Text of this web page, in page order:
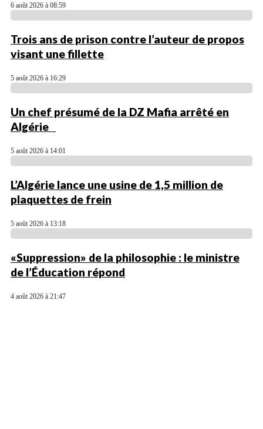
6 août 2026 à 08:59
Trois ans de prison contre l’auteur de propos
visant une fillette
5 août 2026 à 16:29
Un chef présumé de la DZ Mafia arrêté en
Algérie
5 août 2026 à 14:01
L’Algérie lance une usine de 1,5 million de
plaquettes de frein
5 août 2026 à 13:18
«Suppression» de la philosophie : le ministre
de l’Éducation répond
4 août 2026 à 21:47